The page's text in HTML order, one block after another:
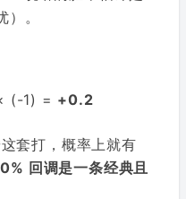
）。
(-1) = +0.2
套打，概率上就有
回调是一条经典且